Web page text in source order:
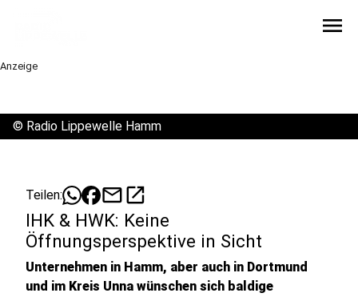
menu
Anzeige
© Radio Lippewelle Hamm
Teilen: mailopen_in_new
IHK & HWK: Keine
Öffnungsperspektive in Sicht
Unternehmen in Hamm, aber auch in Dortmund
und im Kreis Unna wünschen sich baldige